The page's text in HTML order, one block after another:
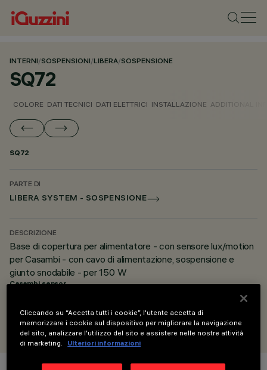
INTERNI/SOSPENSIONI/LIBERA/SOSPENSIONE
SQ72
COLORE DATI TECNICI DATI ELETTRICI INSTALLAZIONE ADDITIONAL
SQ72
PARTE DI
LIBERA SYSTEM - SOSPENSIONE
DESCRIZIONE
Base di copertura per alimentatore - con sensore lux/motion
per Casambi - con cavo di alimentazione, sospensione e
giunto snodabile - per 150 W
Casambi sensor
PROGETTATO DA
Artec Studio
Cliccando su “Accetta tutti i cookie”, l'utente accetta di
memorizzare i cookie sul dispositivo per migliorare la navigazione
del sito, analizzare l'utilizzo del sito e assistere nelle nostre attività
di marketing.
Ulteriori informazioni